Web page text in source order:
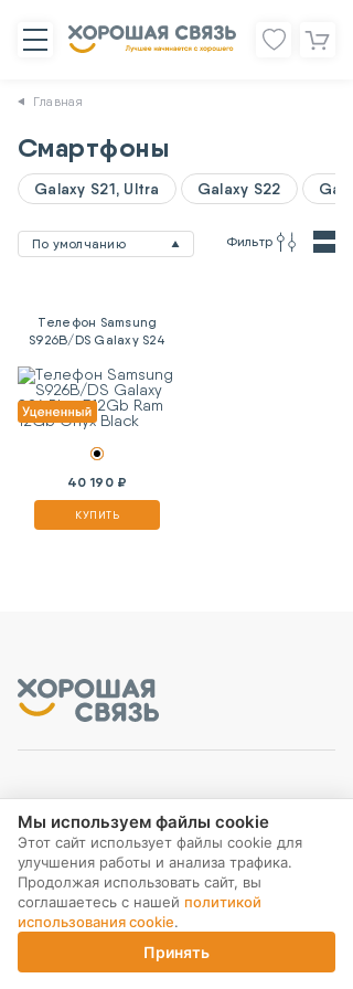
Главная
Смартфоны
Galaxy S21, Ultra Galaxy S22
По умолчанию Фильтр
Телефон Samsung
S926B/DS Galaxy S24
Onyx Black
40 190 ₽
КУПИТЬ
Корзина
МЫ В СОЦ. СЕТЯХ
ПОДПИСКА НА РАССЫЛКУ
Мы используем файлы cookie
Этот сайт использует файлы cookie для
улучшения работы и анализа трафика.
Продолжая использовать сайт, вы
соглашаетесь с нашей политикой
использования cookie.
Принять